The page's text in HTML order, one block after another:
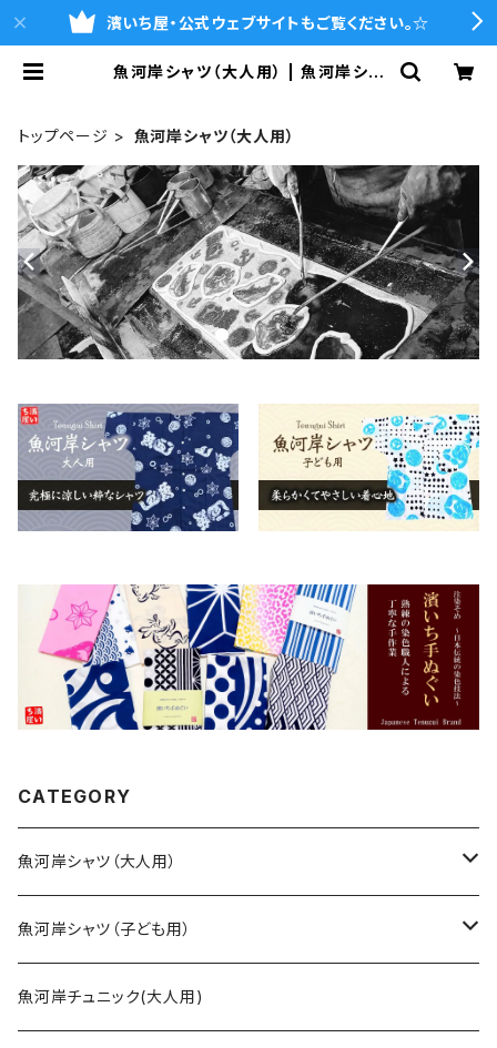
濱いち屋・公式ウェブサイトもご覧ください。☆
魚河岸シャツ（大人用） | 魚河岸シャ
トップページ 魚河岸シャツ（大人用）
CATEGORY
魚河岸シャツ（大人用）
SSサイズ
Sサイズ
魚河岸シャツ（子ども用）
90cm
魚河岸チュニック(大人用)